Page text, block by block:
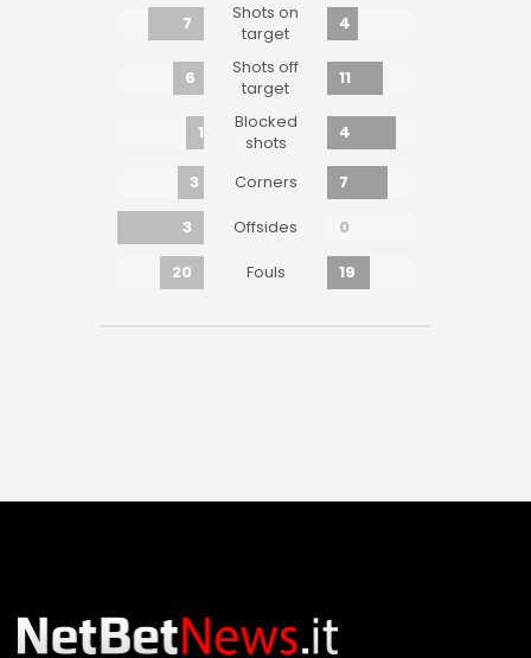
7
Shots on
target
4
6
Shots off
target
11
1
Blocked
shots
4
3 Corners
7
3
Offsides
0
20
Fouls 19